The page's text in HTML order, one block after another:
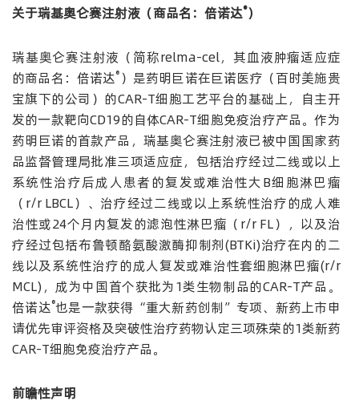
关于瑞基奥仑赛注射液（商品名：倍诺达®）
瑞基奥仑赛注射液（简称relma-cel，其血液肿瘤适应症
的商品名：倍诺达® ）是药明巨诺在巨诺医疗（百时美施贵
宝旗下的公司）的CAR-T细胞工艺平台的基础上，自主开
发的一款靶向CD19的自体CAR-T细胞免疫治疗产品。作为
药明巨诺的首款产品，瑞基奥仑赛注射液已被中国国家药
品监督管理局批准三项适应症，包括治疗经过二线或以上
系统性治疗后成人患者的复发或难治性大B细胞淋巴瘤
（r/r LBCL）、治疗经过二线或以上系统性治疗的成人难
治性或24个月内复发的滤泡性淋巴瘤（r/r FL），以及治
疗经过包括布鲁顿酪氨酸激酶抑制剂(BTKi)治疗在内的二
线以及系统性治疗的成人复发或难治性套细胞淋巴瘤(r/r
MCL)，成为中国首个获批为1类生物制品的CAR-T产品。
倍诺达®也是一款获得“重大新药创制”专项、新药上市申
请优先审评资格及突破性治疗药物认定三项殊荣的1类新药
CAR-T细胞免疫治疗产品。
前瞻性声明